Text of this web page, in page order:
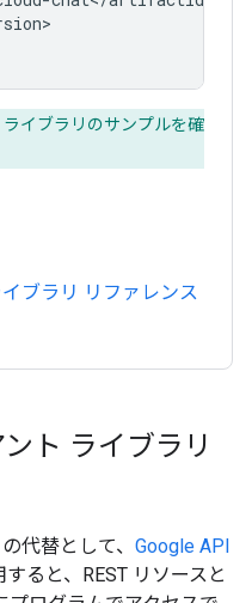
ライブラリのサンプルを確
ブラリ リファレンス
ト ライブラリ
代替として、 Google API
すると、REST リソースと